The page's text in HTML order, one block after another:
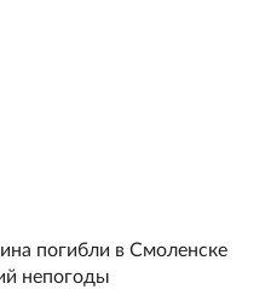
погибли в Смоленске
непогоды